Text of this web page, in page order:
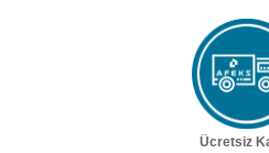
Ücretsiz